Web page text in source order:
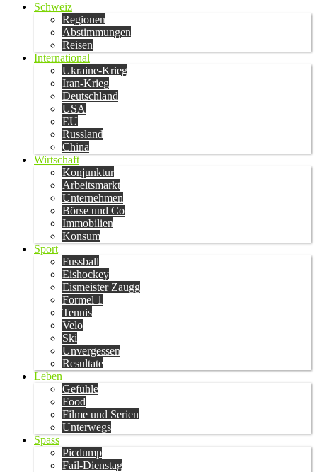
Schweiz
Regionen
Abstimmungen
Reisen
International
Ukraine-Krieg
Iran-Krieg
Deutschland
USA
EU
Russland
China
Wirtschaft
Konjunktur
Arbeitsmarkt
Unternehmen
Börse und Co
Immobilien
Konsum
Sport
Fussball
Eishockey
Eismeister Zaugg
Formel 1
Tennis
Velo
Ski
Unvergessen
Resultate
Leben
Gefühle
Food
Filme und Serien
Unterwegs
Spass
Picdump
Fail-Dienstag